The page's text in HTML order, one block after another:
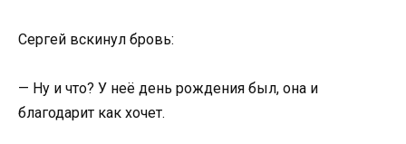
Сергей вскинул бровь:
— Ну и что? У неё день рождения был, она и
благодарит как хочет.